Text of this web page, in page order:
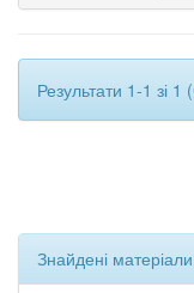
Результати 1-1 зі
Знайдені